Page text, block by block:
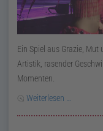
Ein Spiel aus Grazie,
Artistik, rasender
Momenten.
Weiterlesen …